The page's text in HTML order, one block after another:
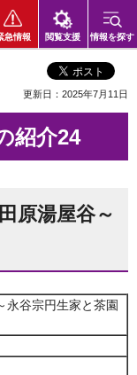
急情報 閲覧支援 情報を探す
更新日：2025年7月11日
紹介24
原湯屋谷～
永谷宗円生家と茶園